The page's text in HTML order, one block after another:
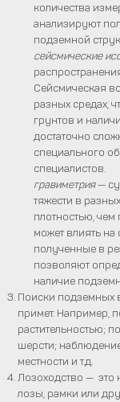
количества
анализируют
подземной
сейсмические
Сейсмическая
разных средах,
грунтов и
достаточно
специального
специалистов.
гравиметрия—
тяжести в
плотностью, чем
может влиять на
полученные в
позволяют
наличие
Поиски подземных
примет. Например,
растительностью;
шерсти;
местности и т.д.
Лозоходство —
лозы, рамки или